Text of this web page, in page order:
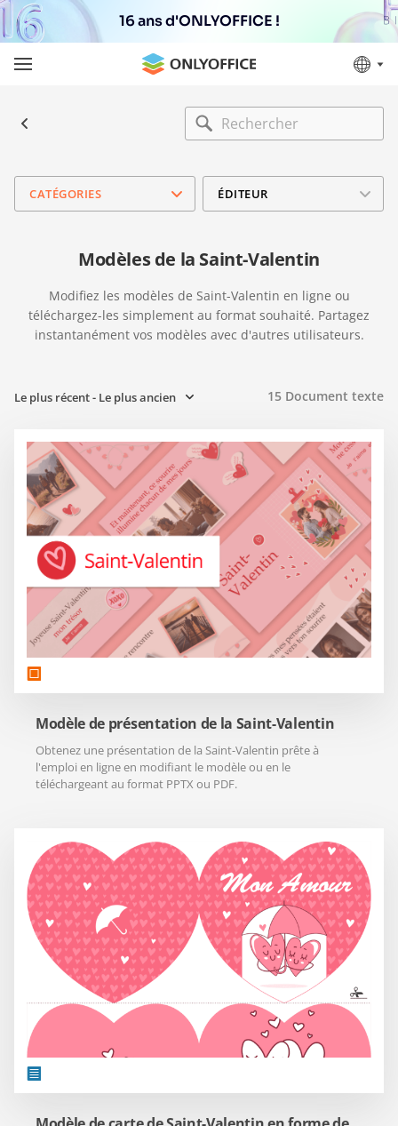
16 ans d'ONLYOFFICE !
CATÉGORIES ÉDITEUR
Modèles de la Saint-Valentin
Modifiez les modèles de Saint-Valentin en ligne ou
téléchargez-les simplement au format souhaité. Partagez
instantanément vos modèles avec d'autres utilisateurs.
Le plus récent - Le plus ancien 15 Document texte
Modèle de présentation de la Saint-Valentin
Obtenez une présentation de la Saint-Valentin prête à
l'emploi en ligne en modifiant le modèle ou en le
téléchargeant au format PPTX ou PDF.